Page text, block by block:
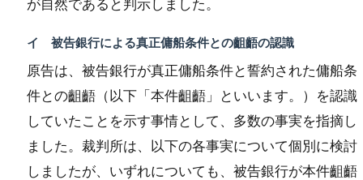
が自然であると判示しました。
イ 被告銀行による真正傭船条件との齟齬の認識
原告は、被告銀行が真正傭船条件と誓約された傭船条
件との齟齬（以下「本件齟齬」といいます。）を認識
していたことを示す事情として、多数の事実を指摘し
ました。裁判所は、以下の各事実について個別に検討
しましたが、いずれについても、被告銀行が本件齟齬